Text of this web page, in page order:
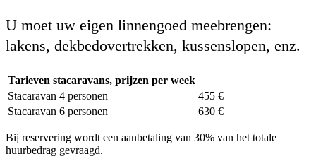
U moet uw eigen linnengoed meebrengen:
lakens, dekbedovertrekken, kussenslopen, enz.
Tarieven stacaravans, prijzen per week
Stacaravan 4 personen
455 €
Stacaravan 6 personen
630 €
Bij reservering wordt een aanbetaling van 30% van het totale
huurbedrag gevraagd.